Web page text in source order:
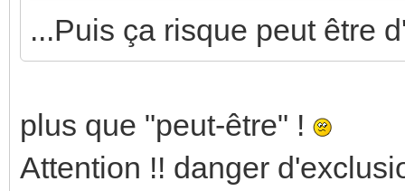
...Puis ça risque peut être
plus que "peut-être" !
Attention !! danger